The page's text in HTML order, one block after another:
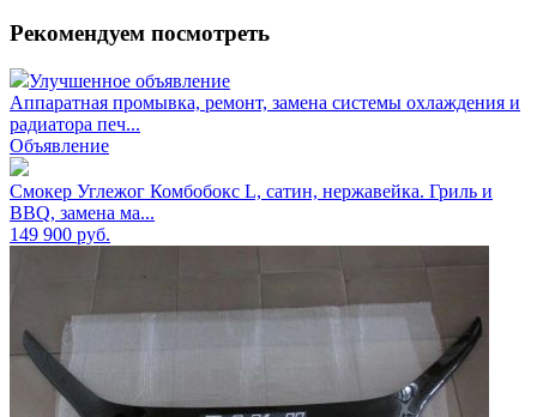
Рекомендуем посмотреть
Улучшенное объявление
Аппаратная промывка, ремонт, замена системы охлаждения и
радиатора печ...
Объявление
Смокер Углежог Комбобокс L, сатин, нержавейка. Гриль и
BBQ, замена ма...
149 900 руб.